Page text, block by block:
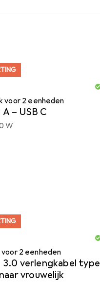
voor 2 eenheden
A – USB C
W
2 eenheden
3.0 verlengkabel type
vrouwelijk